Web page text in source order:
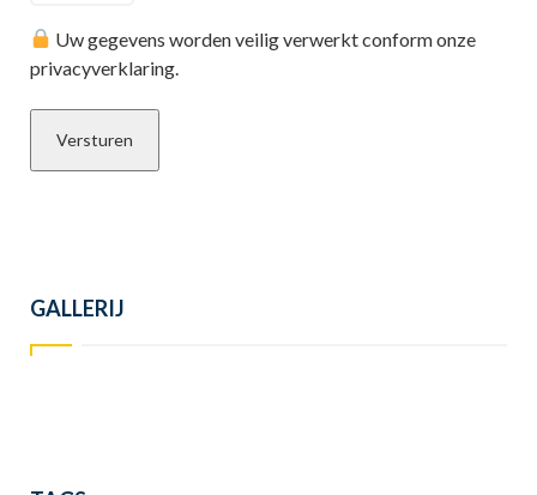
Uw gegevens worden veilig verwerkt conform onze
privacyverklaring.
GALLERIJ